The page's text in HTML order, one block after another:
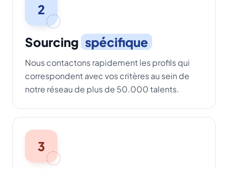
2
Sourcing spécifique
Nous contactons rapidement les profils qui
correspondent avec vos critères au sein de
notre réseau de plus de 50.000 talents.
3